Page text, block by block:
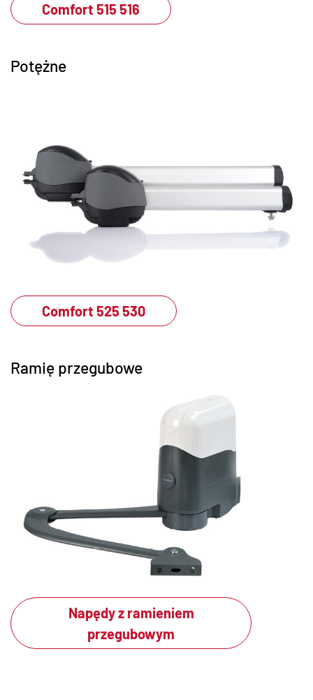
Comfort 515 516
Potężne
Comfort 525 530
Ramię przegubowe
Napędy z ramieniem
przegubowym